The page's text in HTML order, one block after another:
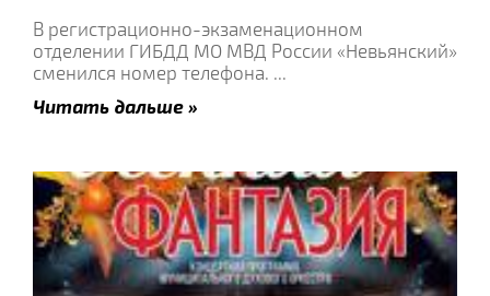
В регистрационно-экзаменационном
отделении ГИБДД МО МВД России «Невьянский»
сменился номер телефона. ...
Читать дальше »